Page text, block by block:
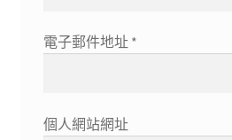
電子郵件地址 *
個人網站網址